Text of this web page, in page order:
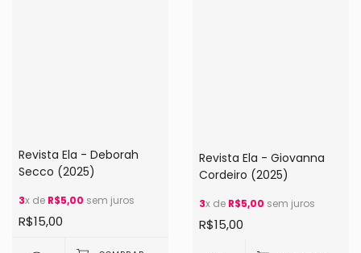
Revista Ela - Deborah
Secco (2025)
3x de R$5,00 sem juros
R$15,00
Revista Ela - Giovanna
Cordeiro (2025)
3x de R$5,00 sem juros
R$15,00